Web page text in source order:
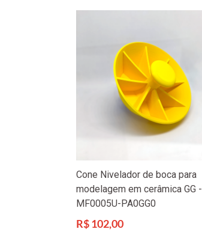
Cone Nivelador de boca para
modelagem em cerâmica GG -
MF0005U-PA0GG0
Preço
R$ 102,00